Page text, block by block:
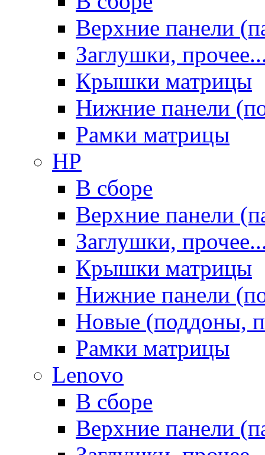
Верхние панели
Заглушки,
Крышки матрицы
Нижние панели
Рамки матрицы
HP
В сборе
Верхние панели
Заглушки,
Крышки матрицы
Нижние панели
Новые (поддоны,
Рамки матрицы
Lenovo
В сборе
Верхние панели